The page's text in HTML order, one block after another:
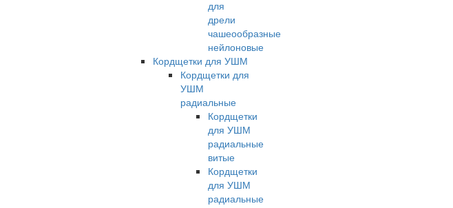
для
дрели
чашеообразные
нейлоновые
Кордщетки для УШМ
Кордщетки для
УШМ
радиальные
Кордщетки
для УШМ
радиальные
витые
Кордщетки
для УШМ
радиальные